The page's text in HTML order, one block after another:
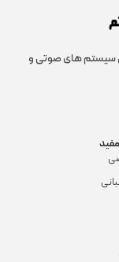
سیستم های صوتی و